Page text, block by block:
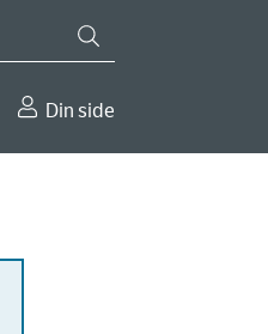
Din side